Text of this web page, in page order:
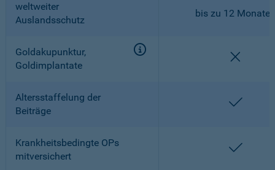
weltweiter
Auslandsschutz
bis zu 12 Monaten
Goldakupunktur,
Goldimplantate
Altersstaffelung der
Beiträge
Krankheitsbedingte OPs
mitversichert